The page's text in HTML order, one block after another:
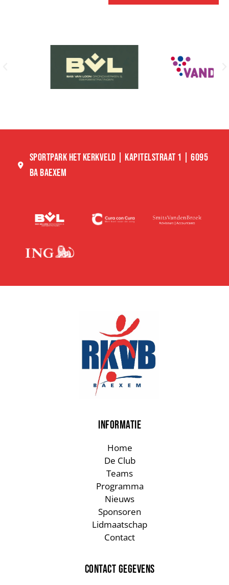
SPORTPARK HET KERKVELD | KAPITELSTRAAT 1 | 6095
BA BAEXEM
INFORMATIE
Home
De Club
Teams
Programma
Nieuws
Sponsoren
Lidmaatschap
Contact
CONTACT GEGEVENS